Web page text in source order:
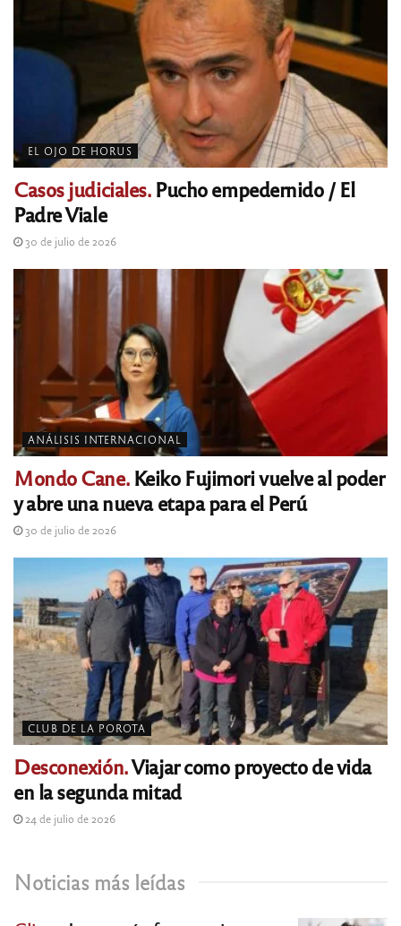
EL OJO DE HORUS
Casos judiciales.Pucho empedernido / El
Padre Viale
30 de julio de 2026
ANÁLISIS INTERNACIONAL
Mondo Cane.Keiko Fujimori vuelve al poder
y abre una nueva etapa para el Perú
30 de julio de 2026
CLUB DE LA POROTA
Desconexión.Viajar como proyecto de vida
en la segunda mitad
24 de julio de 2026
Noticias más leídas